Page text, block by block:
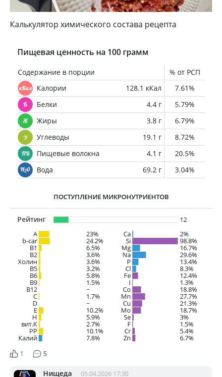
Калькулятор химического состава рецепта
Пищевая ценность на 100 грамм
Содержание в порции
% от РСП
Калории
128.1 кКал
7.61%
Белки
4.4 г
5.79%
Жиры
3.8 г
6.79%
Углеводы
19.1 г
8.72%
Пищевые волокна
4.1 г
20.5%
Вода
69.2 г 3.04%
ПОСТУПЛЕНИЕ МИКРОНУТРИЕНТОВ
Рейтинг
12
A
23%
b-car 24.2%
В1 6.5%
B2 3.6%
Холин 3.6%
B5 3.2%
B6 5.8%
B9 1.5%
B12 ~
C 1.7%
D ~
E 10.2%
H 5.9%
вит.К 2.7%
PP 10.1%
Калий 7.8%
Ca 2%
Si 98.8%
Mg 16.7%
Na 29.6%
P 13.4%
Cl 8.3%
Fe 12.4%
I 1.3%
Co 18.8%
Mn 27.7%
Cu 21.3%
Mo 18.7%
Se 3%
F 1.5%
Cr 5.4%
Zn 6.7%
1 5
Нищеда 05.04.2026 17:30